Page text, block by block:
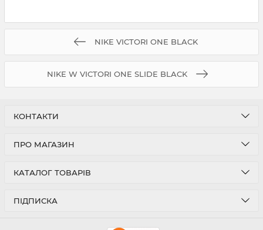
NIKE VICTORI ONE BLACK
NIKE W VICTORI ONE SLIDE BLACK
КОНТАКТИ
ПРО МАГАЗИН
КАТАЛОГ ТОВАРІВ
ПІДПИСКА